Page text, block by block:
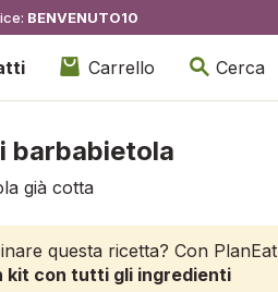
BENVENUTO10
Carrello Cerca
barbabietola
già cotta
questa ricetta? Con PlanEat
kit con tutti gli ingredienti